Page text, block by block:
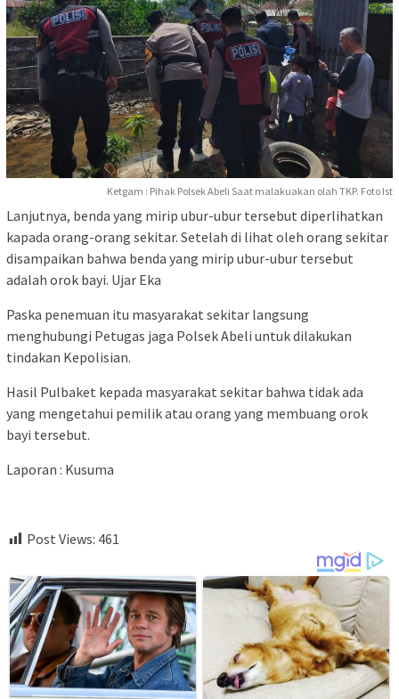
Ketgam : Pihak Polsek Abeli Saat malakuakan olah TKP. Foto Ist
Lanjutnya, benda yang mirip ubur-ubur tersebut diperlihatkan
kapada orang-orang sekitar. Setelah di lihat oleh orang sekitar
disampaikan bahwa benda yang mirip ubur-ubur tersebut
adalah orok bayi. Ujar Eka
Paska penemuan itu masyarakat sekitar langsung
menghubungi Petugas jaga Polsek Abeli untuk dilakukan
tindakan Kepolisian.
Hasil Pulbaket kepada masyarakat sekitar bahwa tidak ada
yang mengetahui pemilik atau orang yang membuang orok
bayi tersebut.
Laporan : Kusuma
Post Views: 461